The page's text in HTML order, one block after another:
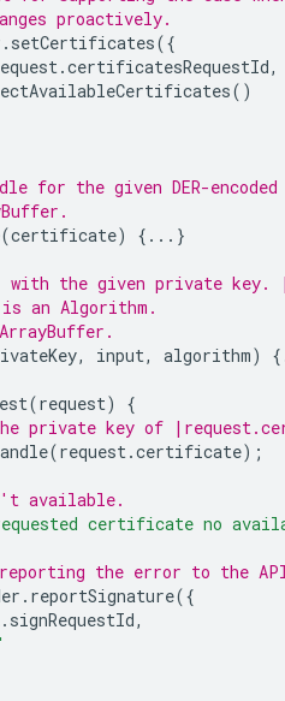
proactively.
. setCertificates({
.certificatesRequestId,
()
for the given DER-
(certificate) {...}
with the given private
an Algorithm.
, input, algorithm)
(request)
{
private key of
(request.certificate);
available.
certificate no
the error to the
. reportSignature({
. signRequestId,